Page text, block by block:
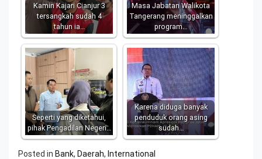
Kamin Kajari Cianjur 3
tersangkah sudah 4
tahun ia…
Masa Jabatan Walikota
Tangerang meninggalkan
program…
Seperti yang diketahui,
pihak Pengadilan Negeri…
Karena diduga banyak
penduduk orang asing
sudah…
Posted in Bank, Daerah, International